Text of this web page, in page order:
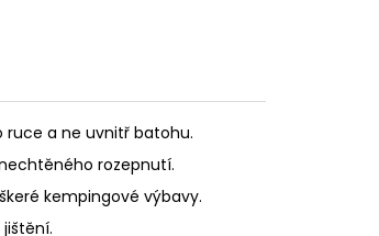
a ne uvnitř batohu.
rozepnutí.
kempingové výbavy.